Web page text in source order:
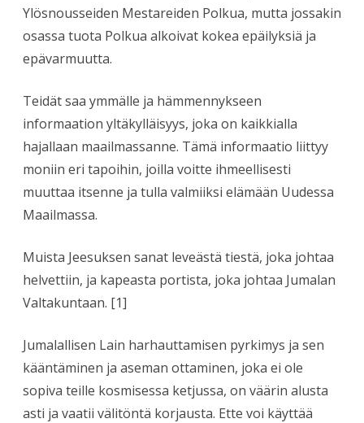
Ylösnousseiden Mestareiden Polkua, mutta jossakin
osassa tuota Polkua alkoivat kokea epäilyksiä ja
epävarmuutta.
Teidät saa ymmälle ja hämmennykseen
informaation yltäkylläisyys, joka on kaikkialla
hajallaan maailmassanne. Tämä informaatio liittyy
moniin eri tapoihin, joilla voitte ihmeellisesti
muuttaa itsenne ja tulla valmiiksi elämään Uudessa
Maailmassa.
Muista Jeesuksen sanat leveästä tiestä, joka johtaa
helvettiin, ja kapeasta portista, joka johtaa Jumalan
Valtakuntaan. [1]
Jumalallisen Lain harhauttamisen pyrkimys ja sen
kääntäminen ja aseman ottaminen, joka ei ole
sopiva teille kosmisessa ketjussa, on väärin alusta
asti ja vaatii välitöntä korjausta. Ette voi käyttää